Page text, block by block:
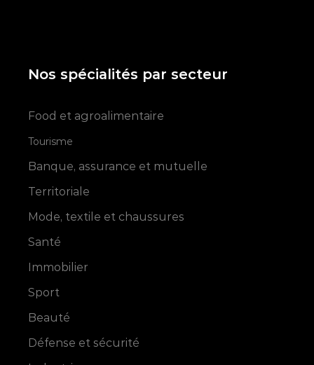
Nos spécialités par secteur
Food et agroalimentaire
Tourisme
Banque, assurance et mutuelle
Territoriale
Mode, textile et chaussures
Santé
Immobilier
Sport
Beauté
Défense et sécurité